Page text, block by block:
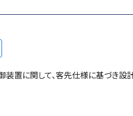
置に関して、客先仕様に基づき設